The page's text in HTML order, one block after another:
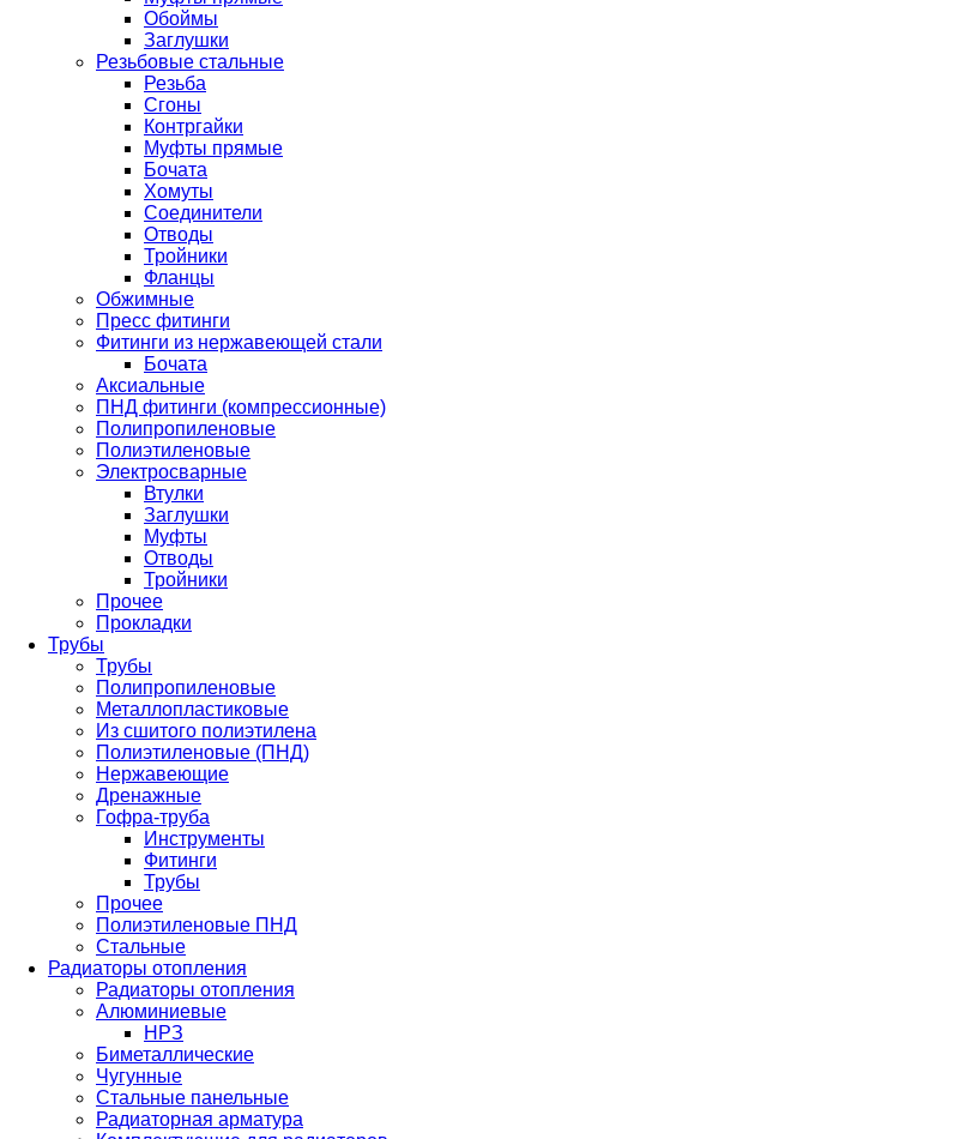
Обоймы
Заглушки
Резьбовые стальные
Резьба
Сгоны
Контргайки
Муфты прямые
Бочата
Хомуты
Соединители
Отводы
Тройники
Фланцы
Обжимные
Пресс фитинги
Фитинги из нержавеющей стали
Бочата
Аксиальные
ПНД фитинги (компрессионные)
Полипропиленовые
Полиэтиленовые
Электросварные
Втулки
Заглушки
Муфты
Отводы
Тройники
Прочее
Прокладки
Трубы
Трубы
Полипропиленовые
Металлопластиковые
Из сшитого полиэтилена
Полиэтиленовые (ПНД)
Нержавеющие
Дренажные
Гофра-труба
Инструменты
Фитинги
Трубы
Прочее
Полиэтиленовые ПНД
Стальные
Радиаторы отопления
Радиаторы отопления
Алюминиевые
НРЗ
Биметаллические
Чугунные
Стальные панельные
Радиаторная арматура